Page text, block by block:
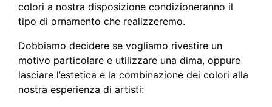
colori a nostra disposizione condizioneranno il
tipo di ornamento che realizzeremo.
Dobbiamo decidere se vogliamo rivestire un
motivo particolare e utilizzare una dima, oppure
lasciare l’estetica e la combinazione dei colori alla
nostra esperienza di artisti: